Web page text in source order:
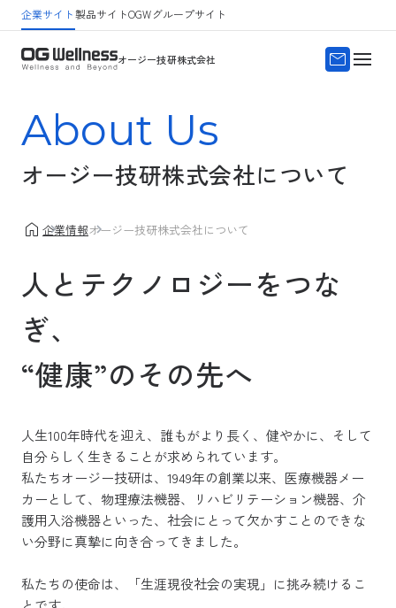
企業サイト製品サイトOGWグループサイト
オージー技研株式会社
サイトマップ
よくある質問
About Us
オージー技研株式会社について
企業情報オージー技研株式会社について
人とテクノロジーをつな
ぎ、
“健康”のその先へ
人生100年時代を迎え、誰もがより長く、健やかに、そして
自分らしく生きることが求められています。
私たちオージー技研は、1949年の創業以来、医療機器メー
カーとして、物理療法機器、リハビリテーション機器、介
護用入浴機器といった、社会にとって欠かすことのできな
い分野に真摯に向き合ってきました。
私たちの使命は、「生涯現役社会の実現」に挑み続けるこ